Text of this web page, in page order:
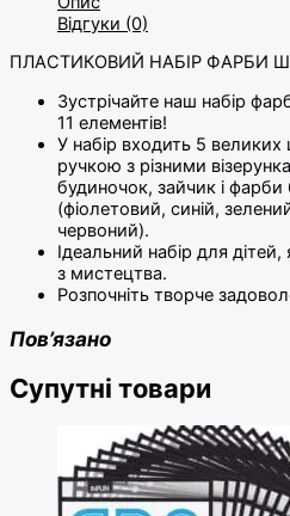
Відгуки (0)
ПЛАСТИКОВИЙ НАБІР ФАРБИ
Зустрічайте наш набір
11 елементів!
У набір входить 5 великих
ручкою з різними
будиночок, зайчик і фарби
(фіолетовий, синій,
червоний).
Ідеальний набір для
з мистецтва.
Розпочніть творче
Пов’язано
Супутні товари